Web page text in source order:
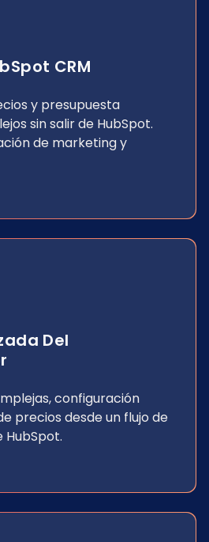
CRM
y presupuesta
sin salir de HubSpot.
de marketing y
Del
configuración
precios desde un flujo de
HubSpot.